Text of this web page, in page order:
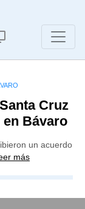
Cruz
Bávaro
un acuerdo
más